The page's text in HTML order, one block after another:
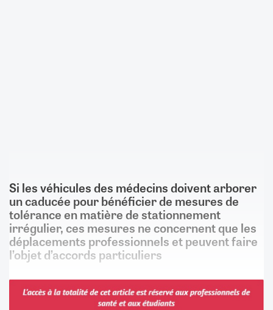
Si les véhicules des médecins doivent arborer
un caducée pour bénéficier de mesures de
tolérance en matière de stationnement
irrégulier, ces mesures ne concernent que les
déplacements professionnels et peuvent faire
l’objet d’accords particuliers